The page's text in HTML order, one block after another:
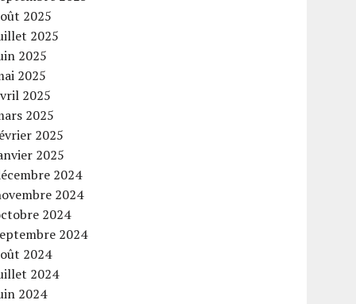
2025
2025
2025
2025
2025
2025
2025
2025
2024
2024
2024
2024
2024
2024
2024